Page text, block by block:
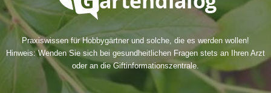
Praxiswissen für Hobbygärtner und solche, die es werden wollen!
Hinweis: Wenden Sie sich bei gesundheitlichen Fragen stets an Ihren Arzt
oder an die Giftinformationszentrale.